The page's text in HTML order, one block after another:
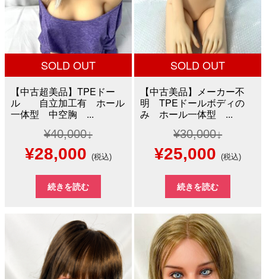
た。 す。 た。 す。
SOLD OUT
【中古超美品】TPEドー
ル 自立加工有 ホール
一体型 中空胸 ...
¥40,000
元
の
価
¥40,000
¥28,000現
在
の
価
格
は
(税込)
続きを読む
SOLD OUT
【中古美品】メーカー不
明 TPEドールボディの
み ホール一体型 ...
¥30,000
元
の
価
格
は
¥30,000
¥25,000 現
在
の
価
格
は
(税込)
続きを読む